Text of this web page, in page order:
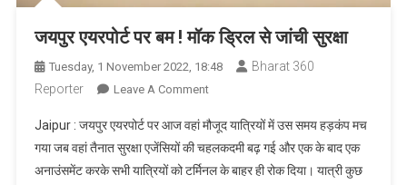
जयपुर एयरपोर्ट पर बम ! मॉक ड्रिल से जांची सुरक्षा
Tuesday, 1 November 2022, 18:48
Bharat 360
Reporter
Leave A CommentOn
एयरपोर्ट
पर
बम
Jaipur : जयपुर एयरपोर्ट पर आज वहां मौजूद यात्रियों में उस समय हड़कंप मच
गया जब वहां तैनात सुरक्षा एजेंसियों की चहलकदमी बढ़ गई और एक के बाद एक
अनाउंसमेंट करके सभी यात्रियों को टर्मिनल के बाहर ही रोक दिया। यात्री कुछ